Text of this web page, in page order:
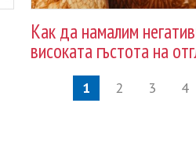
Как да намалим
високата гъстота на
кокошки носачки
1 2 3 4